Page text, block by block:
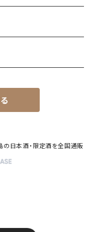
の日本酒・限定酒を全国通販